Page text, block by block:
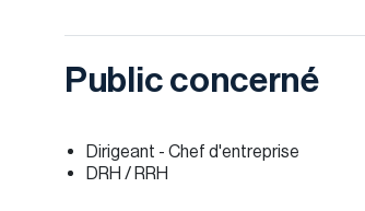
Public concerné
Dirigeant - Chef d'entreprise
DRH / RRH